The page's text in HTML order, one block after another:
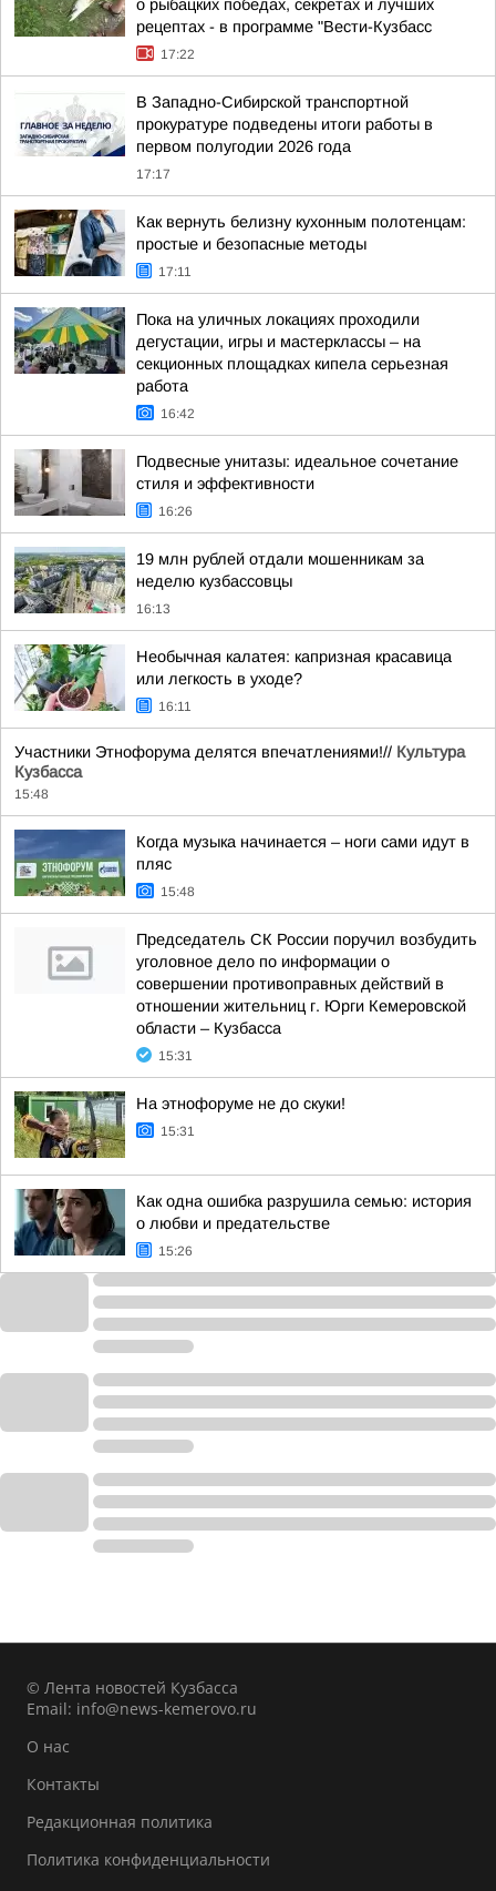
о рыбацких победах, секретах и лучших
рецептах - в программе "Вести-Кузбасс
17:22
В Западно-Сибирской транспортной
прокуратуре подведены итоги работы в
первом полугодии 2026 года
17:17
Как вернуть белизну кухонным полотенцам:
простые и безопасные методы
17:11
Пока на уличных локациях проходили
дегустации, игры и мастерклассы – на
секционных площадках кипела серьезная
работа
16:42
Подвесные унитазы: идеальное сочетание
стиля и эффективности
16:26
19 млн рублей отдали мошенникам за
неделю кузбассовцы
16:13
Необычная калатея: капризная красавица
или легкость в уходе?
16:11
Участники Этнофорума делятся впечатлениями!// Культура
Кузбасса
15:48
Когда музыка начинается – ноги сами идут в
пляс
15:48
Председатель СК России поручил возбудить
уголовное дело по информации о
совершении противоправных действий в
отношении жительниц г. Юрги Кемеровской
области – Кузбасса
15:31
На этнофоруме не до скуки!
15:31
Как одна ошибка разрушила семью: история
о любви и предательстве
15:26
© Лента новостей Кузбасса
Email: info@news-kemerovo.ru
О нас
Контакты
Редакционная политика
Политика конфиденциальности